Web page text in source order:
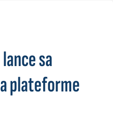
sa
plateforme